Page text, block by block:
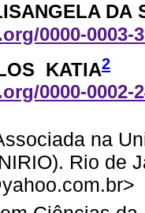
DA
0000-0003-
KATIA2
0000-0002-
na
Rio de